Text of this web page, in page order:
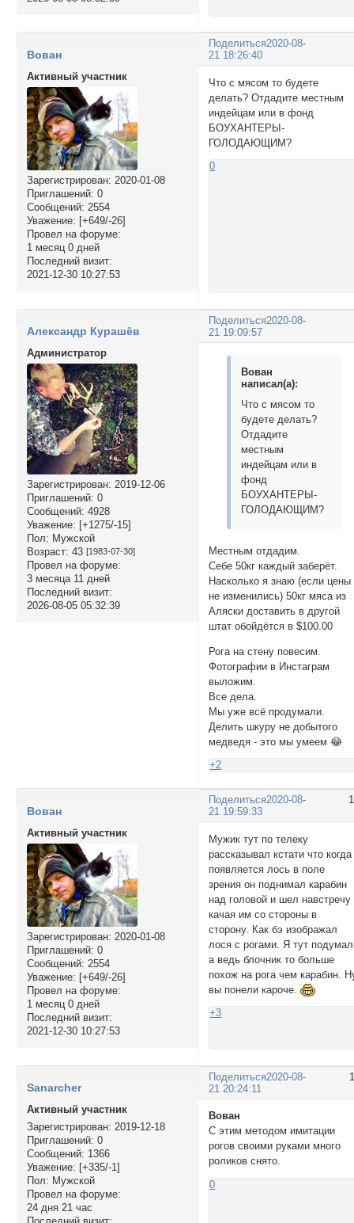
Поделиться2020-08-
21 18:26:40
Вован
Активный участник
Зарегистрирован: 2020-01-08
Приглашений: 0
Сообщений: 2554
Уважение: [+649/-26]
Провел на форуме:
1 месяц 0 дней
Последний визит:
2021-12-30 10:27:53
Что с мясом то будете
делать? Отдадите местным
индейцам или в фонд
БОУХАНТЕРЫ-
ГОЛОДАЮЩИМ?
0
Поделиться2020-08-
21 19:09:57
Александр Курашёв
Администратор
Зарегистрирован: 2019-12-06
Приглашений: 0
Сообщений: 4928
Уважение: [+1275/-15]
Пол: Мужской
Возраст: 43 [1983-07-30]
Провел на форуме:
3 месяца 11 дней
Последний визит:
2026-08-05 05:32:39
Вован
написал(а):
Что с мясом то
будете делать?
Отдадите
местным
индейцам или в
фонд
БОУХАНТЕРЫ-
ГОЛОДАЮЩИМ?
Местным отдадим.
Себе 50кг каждый заберёт.
Насколько я знаю (если цены
не изменились) 50кг мяса из
Аляски доставить в другой
штат обойдётся в $100.00
Рога на стену повесим.
Фотографии в Инстаграм
выложим.
Все дела.
Мы уже всё продумали.
Делить шкуру не добытого
медведя - это мы умеем 😂
+2
Поделиться2020-08-
21 19:59:33
Вован
Активный участник
Зарегистрирован: 2020-01-08
Приглашений: 0
Сообщений: 2554
Уважение: [+649/-26]
Провел на форуме:
1 месяц 0 дней
Последний визит:
2021-12-30 10:27:53
Мужик тут по телеку
рассказывал кстати что когда
появляется лось в поле
зрения он поднимал карабин
над головой и шел навстречу
качая им со стороны в
сторону. Как бэ изображал
лося с рогами. Я тут
а ведь блочник то больше
похож на рога чем карабин.
вы понели кароче.
+3
Поделиться2020-08-
21 20:24:11
Sanarcher
Активный участник
Зарегистрирован: 2019-12-18
Приглашений: 0
Сообщений: 1366
Уважение: [+335/-1]
Пол: Мужской
Провел на форуме:
24 дня 21 час
Вован
С этим методом имитации
рогов своими руками много
роликов снято.
0